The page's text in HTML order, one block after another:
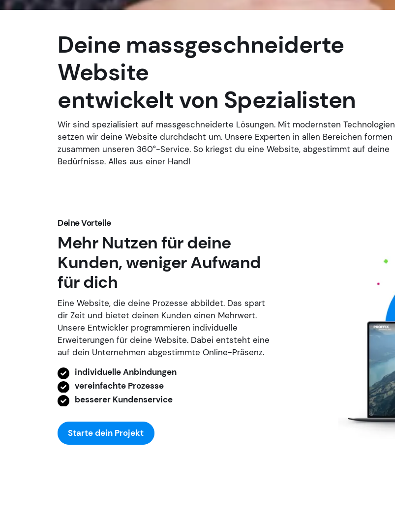
Deine massgeschneiderte
Website
entwickelt von Spezialisten
Wir sind spezialisiert auf massgeschneiderte Lösungen. Mit modernsten Technologien
setzen wir deine Website durchdacht um. Unsere Experten in allen Bereichen formen
zusammen unseren 360°-Service. So kriegst du eine Website, abgestimmt auf deine
Bedürfnisse. Alles aus einer Hand!
Deine Vorteile
Mehr Nutzen für deine
Kunden, weniger Aufwand
für dich
Eine Website, die deine Prozesse abbildet. Das spart
dir Zeit und bietet deinen Kunden einen Mehrwert.
Unsere Entwickler programmieren individuelle
Erweiterungen für deine Website. Dabei entsteht eine
auf dein Unternehmen abgestimmte Online-Präsenz.
individuelle Anbindungen
vereinfachte Prozesse
besserer Kundenservice
Starte dein Projekt